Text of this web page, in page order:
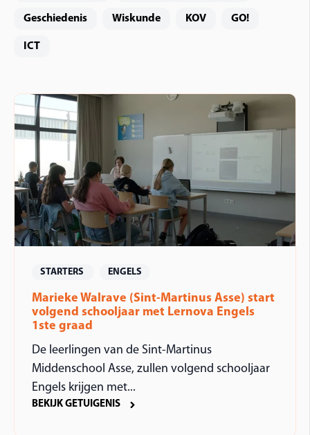
Geschiedenis Wiskunde KOV GO!
ICT
STARTERS ENGELS
Marieke Walrave (Sint-Martinus Asse) start
volgend schooljaar met Lernova Engels
1ste graad
De leerlingen van de Sint-Martinus
Middenschool Asse, zullen volgend schooljaar
Engels krijgen met...
BEKIJK GETUIGENIS